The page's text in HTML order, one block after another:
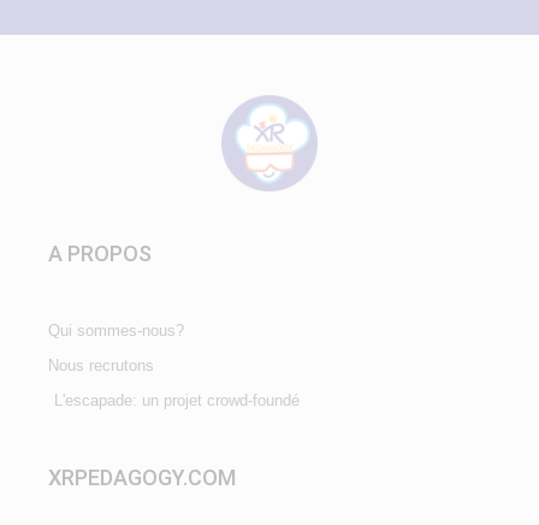
A PROPOS
Qui sommes-nous?
Nous recrutons
L'escapade: un projet crowd-foundé
XRPEDAGOGY.COM